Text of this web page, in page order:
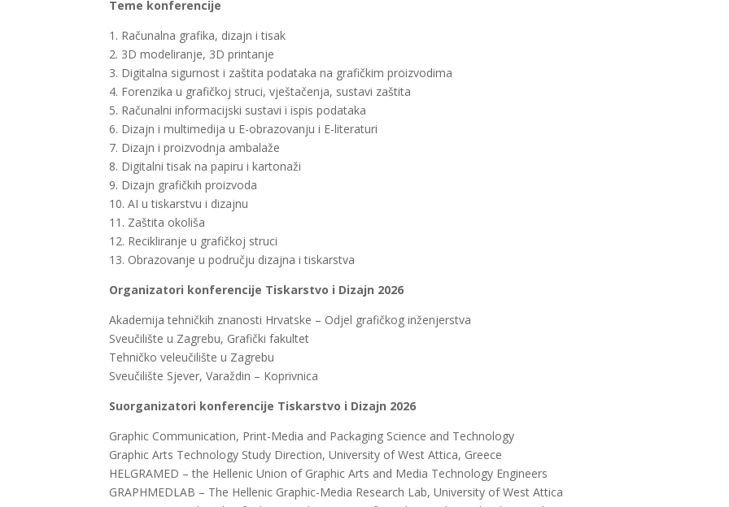
Teme konferencije
1. Računalna grafika, dizajn i tisak
2. 3D modeliranje, 3D printanje
3. Digitalna sigurnost i zaštita podataka na grafičkim proizvodima
4. Forenzika u grafičkoj struci, vještačenja, sustavi zaštita
5. Računalni informacijski sustavi i ispis podataka
6. Dizajn i multimedija u E-obrazovanju i E-literaturi
7. Dizajn i proizvodnja ambalaže
8. Digitalni tisak na papiru i kartonaži
9. Dizajn grafičkih proizvoda
10. AI u tiskarstvu i dizajnu
11. Zaštita okoliša
12. Recikliranje u grafičkoj struci
13. Obrazovanje u području dizajna i tiskarstva
Organizatori konferencije Tiskarstvo i Dizajn 2026
Akademija tehničkih znanosti Hrvatske – Odjel grafičkog inženjerstva
Sveučilište u Zagrebu, Grafički fakultet
Tehničko veleučilište u Zagrebu
Sveučilište Sjever, Varaždin – Koprivnica
Suorganizatori konferencije Tiskarstvo i Dizajn 2026
Graphic Communication, Print-Media and Packaging Science and Technology
Graphic Arts Technology Study Direction, University of West Attica, Greece
HELGRAMED – the Hellenic Union of Graphic Arts and Media Technology Engineers
GRAPHMEDLAB – The Hellenic Graphic-Media Research Lab, University of West Attica